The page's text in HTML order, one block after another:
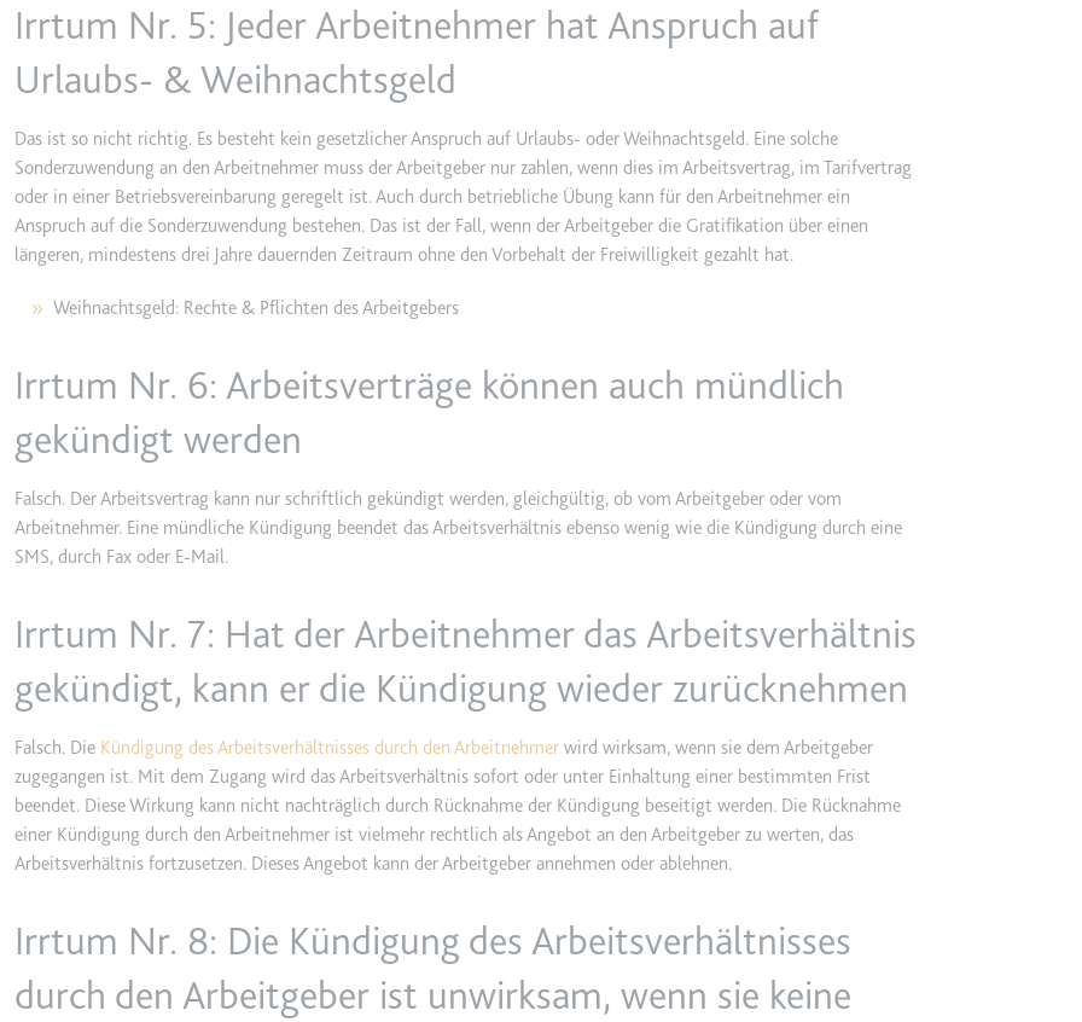
LAST_RESULT_ENTRY_KEY
Anbieter:
youtube.com
Zweck:
Wird verwendet, um die Interaktion der Nutzer mit eingebetteten Inhalten zu
Typ:
HTTP-Cookie
LogsDatabaseV2:V#||LogsRequestsStore
Zweck:
Wird verwendet, um die Interaktion der Nutzer mit eingebetteten Inhalten zu
Typ:
IndexedDB
Anbieter:
youtube.com
Typ:
IndexedDB
TESTCOOKIESENABLED
Anbieter:
youtube.com
Zweck:
Wird verwendet, um die Interaktion der Nutzer mit eingebetteten Inhalten zu
Ablauf:
1 Tag
Typ:
HTTP-Cookie
yt-icons-last-purged
Zweck:
Notwendig für die Implementierung und Funktionalität von YouTube-Videoinhalten
Irrtum Nr. 5: Jeder Arbeitnehmer hat Anspruch auf
Urlaubs- & Weihnachtsgeld
Das ist so nicht richtig. Es besteht kein gesetzlicher Anspruch auf Urlaubs- oder Weihnachtsgeld. Eine solche
Sonderzuwendung an den Arbeitnehmer muss der Arbeitgeber nur zahlen, wenn dies im Arbeitsvertrag, im Tarifvertrag
oder in einer Betriebsvereinbarung geregelt ist. Auch durch betriebliche Übung kann für den Arbeitnehmer ein
Anspruch auf die Sonderzuwendung bestehen. Das ist der Fall, wenn der Arbeitgeber die Gratifikation über einen
längeren, mindestens drei Jahre dauernden Zeitraum ohne den Vorbehalt der Freiwilligkeit gezahlt hat.
Weihnachtsgeld: Rechte & Pflichten des Arbeitgebers
Irrtum Nr. 6: Arbeitsverträge können auch mündlich
gekündigt werden
Falsch. Der Arbeitsvertrag kann nur schriftlich gekündigt werden, gleichgültig, ob vom Arbeitgeber oder vom
Arbeitnehmer. Eine mündliche Kündigung beendet das Arbeitsverhältnis ebenso wenig wie die Kündigung durch eine
SMS, durch Fax oder E-Mail.
Irrtum Nr. 7: Hat der Arbeitnehmer das Arbeitsverhältnis
gekündigt, kann er die Kündigung wieder zurücknehmen
Falsch. Die Kündigung des Arbeitsverhältnisses durch den Arbeitnehmer wird wirksam, wenn sie dem Arbeitgeber
zugegangen ist. Mit dem Zugang wird das Arbeitsverhältnis sofort oder unter Einhaltung einer bestimmten Frist
beendet. Diese Wirkung kann nicht nachträglich durch Rücknahme der Kündigung beseitigt werden. Die Rücknahme
einer Kündigung durch den Arbeitnehmer ist vielmehr rechtlich als Angebot an den Arbeitgeber zu werten, das
Arbeitsverhältnis fortzusetzen. Dieses Angebot kann der Arbeitgeber annehmen oder ablehnen.
Irrtum Nr. 8: Die Kündigung des Arbeitsverhältnisses
durch den Arbeitgeber ist unwirksam, wenn sie keine